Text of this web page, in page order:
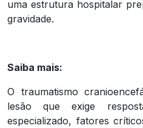
uma estrutura hospitalar
gravidade.
Saiba mais:
O traumatismo
lesão que exige
especializado, fatores